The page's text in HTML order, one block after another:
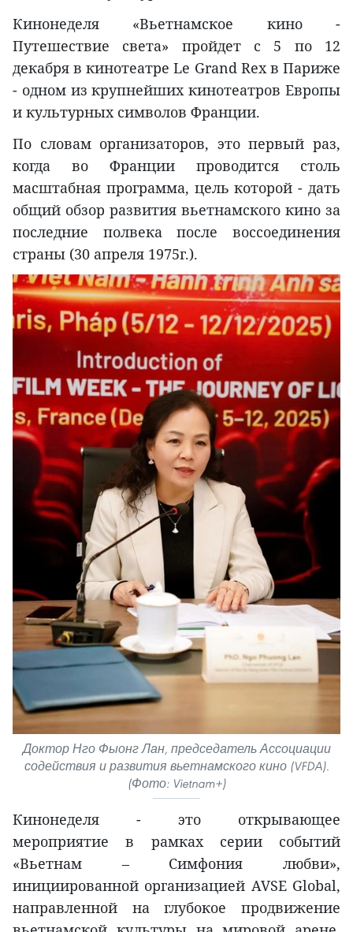
Кинонеделя «Вьетнамское кино -
Путешествие света» пройдет с 5 по 12
декабря в кинотеатре Le Grand Rex в Париже
- одном из крупнейших кинотеатров Европы
и культурных символов Франции.
По словам организаторов, это первый раз,
когда во Франции проводится столь
масштабная программа, цель которой - дать
общий обзор развития вьетнамского кино за
последние полвека после воссоединения
страны (30 апреля 1975г.).
Доктор Нго Фыонг Лан, председатель Ассоциации
содействия и развития вьетнамского кино (VFDA).
(Фото: Vietnam+)
Кинонеделя - это открывающее
мероприятие в рамках серии событий
«Вьетнам – Симфония любви»,
инициированной организацией AVSE Global,
направленной на глубокое продвижение